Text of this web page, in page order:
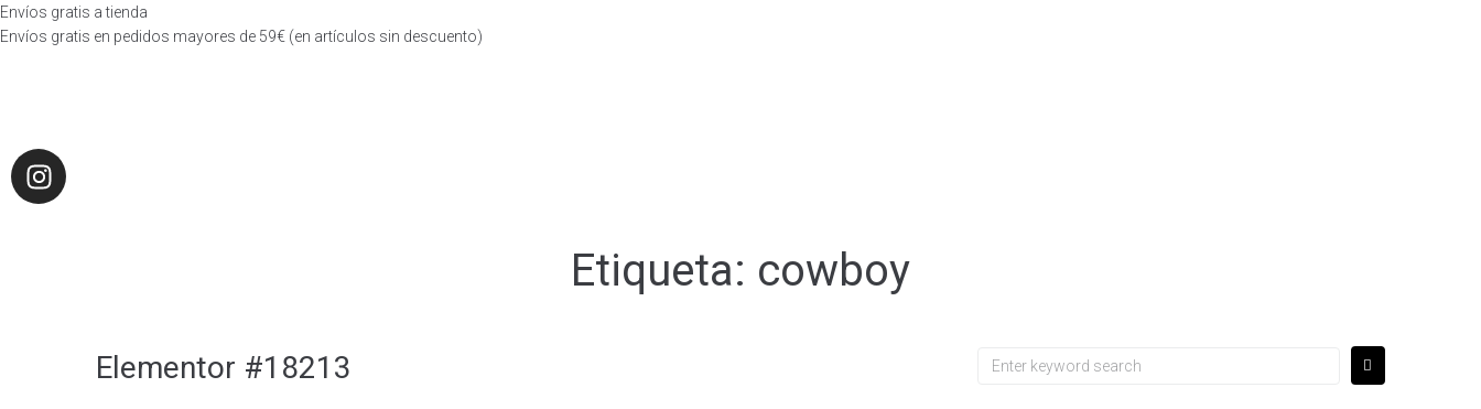
Envíos gratis a tienda
Envíos gratis en pedidos mayores de 59€ (en artículos sin descuento)
Etiqueta: cowboy
Elementor #18213